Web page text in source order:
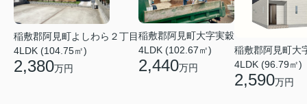
稲敷郡阿見町よしわら２丁目
4LDK (104.75㎡)
2,380万円
稲敷郡阿見町大字実穀
4LDK (102.67㎡)
2,440万円
稲敷郡阿見町大
4LDK (96.79㎡)
2,590万円